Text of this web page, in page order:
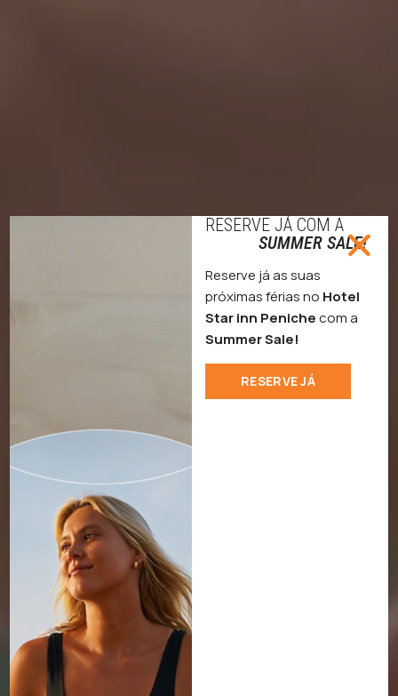
RESERVE JÁ COM A
SUMMER SALE!
Reserve já as suas
próximas férias no Hotel
Star inn Penichecom a
Summer Sale!
RESERVE JÁ